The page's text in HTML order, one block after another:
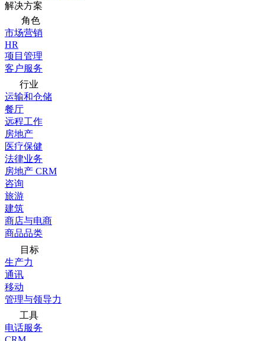
解决方案
角色
市场营销
HR
项目管理
客户服务
行业
运输和仓储
餐厅
远程工作
房地产
医疗保健
法律业务
房地产 CRM
咨询
旅游
建筑
商店与电商
商品品类
目标
生产力
通讯
移动
管理与领导力
工具
电话服务